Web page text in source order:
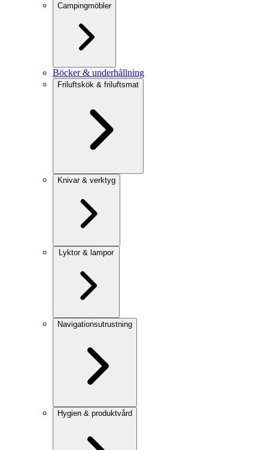
Campingmöbler
Böcker & underhållning
Friluftskök & friluftsmat
Knivar & verktyg
Lyktor & lampor
Navigationsutrustning
Hygien & produktvård